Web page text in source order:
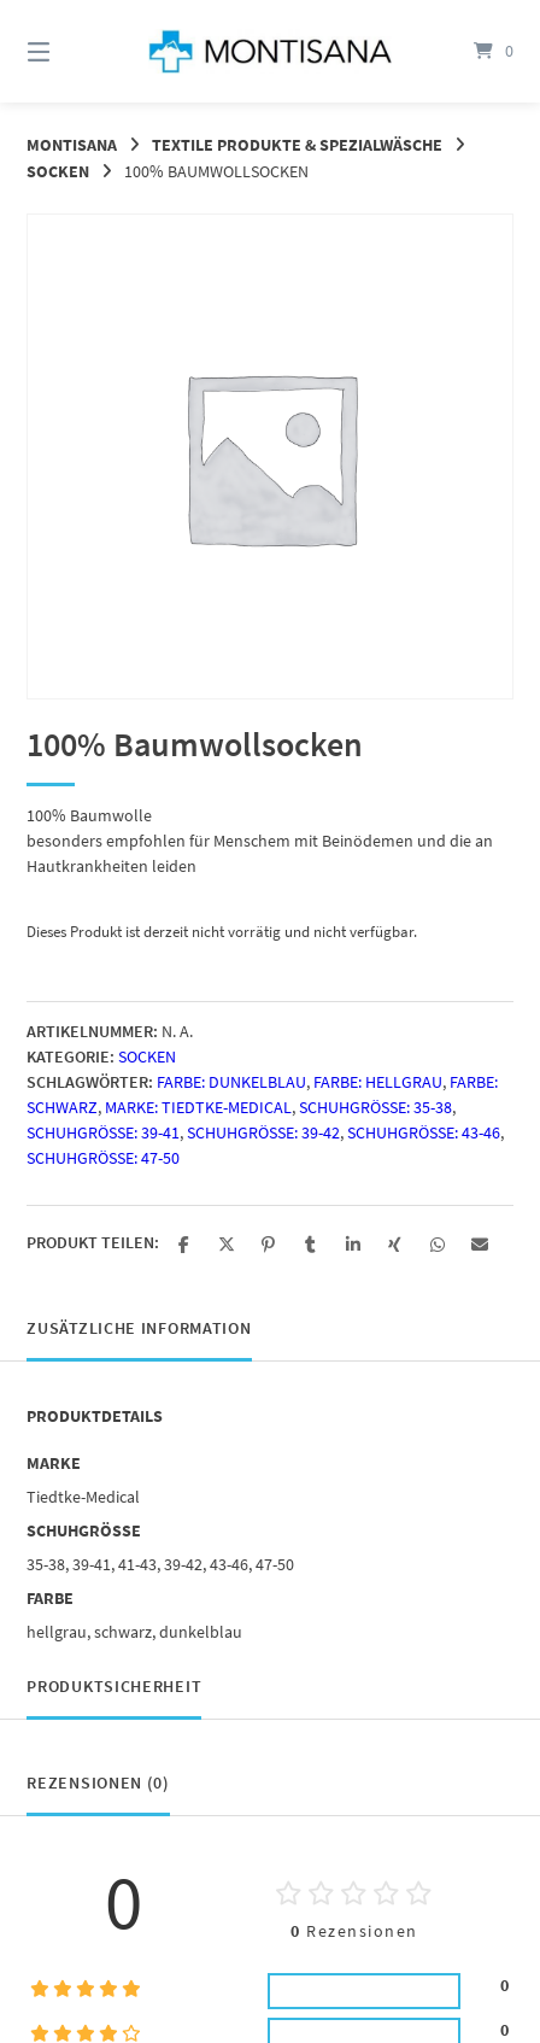
zum
0
MONTISANA
TEXTILE PRODUKTE & SPEZIALWÄSCHE
SOCKEN
100% BAUMWOLLSOCKEN
100% Baumwollsocken
100% Baumwolle
besonders empfohlen für Menschem mit Beinödemen und die an
Hautkrankheiten leiden
Dieses Produkt ist derzeit nicht vorrätig und nicht verfügbar.
ARTIKELNUMMER: N. A.
KATEGORIE: SOCKEN
SCHLAGWÖRTER: FARBE: DUNKELBLAU, FARBE: HELLGRAU, FARBE:
SCHWARZ, MARKE: TIEDTKE-MEDICAL ,SCHUHGRÖSSE: 35-38 ,
SCHUHGRÖSSE: 39-41 ,SCHUHGRÖSSE: 39-42 ,SCHUHGRÖSSE: 43-46 ,
SCHUHGRÖSSE: 47-50
PRODUKT TEILEN:
ZUSÄTZLICHE INFORMATION
PRODUKTDETAILS
MARKE
Tiedtke-Medical
SCHUHGRÖSSE
35-38, 39-41, 41-43, 39-42, 43-46, 47-50
FARBE
hellgrau, schwarz, dunkelblau
PRODUKTSICHERHEIT
REZENSIONEN (0)
0 0 Rezensionen
0
0